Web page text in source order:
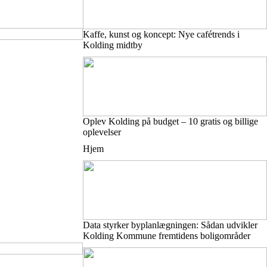
Kaffe, kunst og koncept: Nye cafétrends i
Kolding midtby
Oplev Kolding på budget – 10 gratis og billige
oplevelser
Hjem
Data styrker byplanlægningen: Sådan udvikler
Kolding Kommune fremtidens boligområder